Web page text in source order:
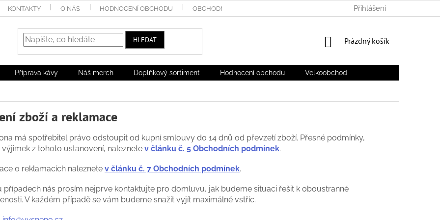
KONTAKTY O NÁS HODNOCENÍ OBCHODU OBCHODNÍ PODMÍNKY OCHRANA OSOBNÍCH ÚDAJŮ
Přihlášení
HLEDAT
NÁKUPNÍ
Prázdný košík
Příprava kávy Náš merch Doplňkový sortiment Hodnocení obchodu Velkoobchod
zboží a reklamace
má spotřebitel právo odstoupit od kupní smlouvy do 14 dnů od převzetí zboží. Přesné podmínky,
z tohoto ustanovení, naleznete v článku č. 5 Obchodních podmínek.
o reklamacích naleznete v článku č. 7 Obchodních podmínek.
případech nás prosím nejprve kontaktujte pro domluvu, jak budeme situaci řešit k oboustranné
V každém případě se vám budeme snažit vyjít maximálně vstříc.